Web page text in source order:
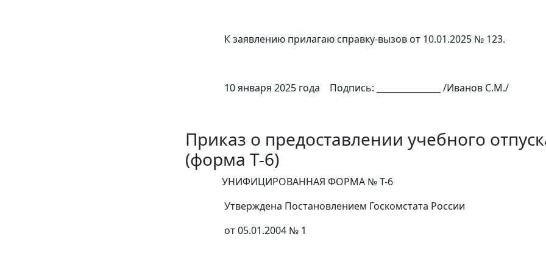
К заявлению прилагаю справку-вызов от 10.01.2025 № 123.
10 января 2025 года Подпись: _______________ /Иванов С.М./
Приказ о предоставлении учебного
(форма Т-6)
УНИФИЦИРОВАННАЯ ФОРМА № Т-6
Утверждена Постановлением Госкомстата России
от 05.01.2004 № 1